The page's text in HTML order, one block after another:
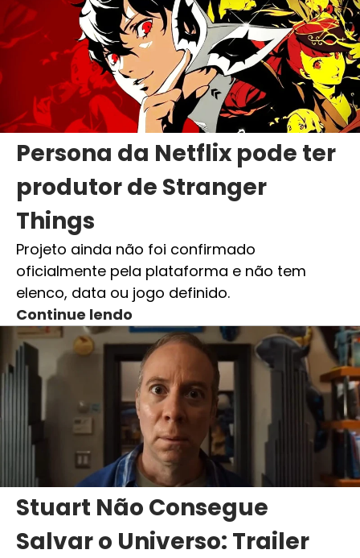
Persona da Netflix pode ter
produtor de Stranger
Things
Projeto ainda não foi confirmado
oficialmente pela plataforma e não tem
elenco, data ou jogo definido.
Continue lendo
Stuart Não Consegue
Salvar o Universo: Trailer